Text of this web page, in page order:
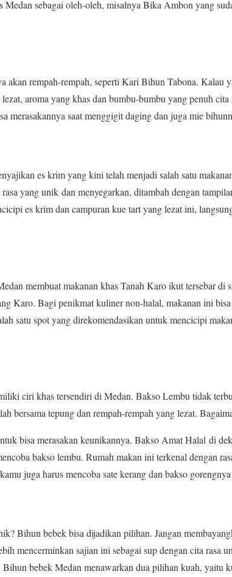
sebagai oleh-oleh, misalnya Bika Ambon yang
akan rempah-rempah, seperti Kari Bihun Tabona. Kalau
aroma yang khas dan bumbu-bumbu yang penuh
merasakannya saat menggigit daging dan juga mie
es krim yang kini telah menjadi salah satu
yang unik dan menyegarkan, ditambah dengan
es krim dan campuran kue tart yang lezat ini,
membuat makanan khas Tanah Karo ikut tersebar di
Karo. Bagi penikmat kuliner non-halal, makanan ini
satu spot yang direkomendasikan untuk mencicipi
ciri khas tersendiri di Medan. Bakso Lembu tidak
bersama tepung dan rempah-rempah yang lezat.
bisa merasakan keunikannya. Bakso Amat Halal di
bakso lembu. Rumah makan ini terkenal dengan
juga harus mencoba sate kerang dan bakso
Bihun bebek bisa dijadikan pilihan. Jangan
mencerminkan sajian ini sebagai sup dengan cita rasa
bebek Medan menawarkan dua pilihan kuah, yaitu